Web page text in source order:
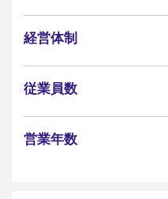
経営体制
従業員数
営業年数